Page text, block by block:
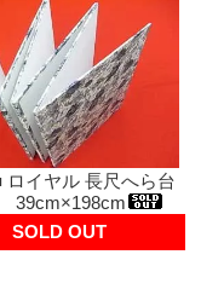
ロイヤル 長尺へら台
39cm×198cm
SOLD OUT